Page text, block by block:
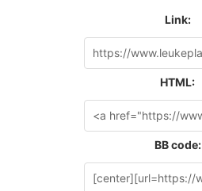
Link:
HTML:
BB code: